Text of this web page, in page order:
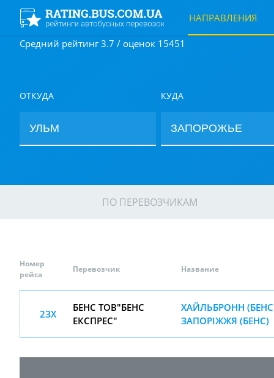
НАПРАВЛЕНИЯ
Средний рейтинг 3.7 / оценок 15451
ОТКУДА КУДА
ПО ПЕРЕВОЗЧИКАМ
Номер
рейса
Перевозчик Название
2ЗХ
БЕНС ТОВ"БЕНС
ЕКСПРЕС"
ХАЙЛЬБРОНН
ЗАПОРІЖЖЯ (БЕНС)